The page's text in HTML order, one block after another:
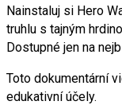
Nainstaluj si Hero
truhlu s tajným
Dostupné jen na
Toto dokumentární
edukativní účely.